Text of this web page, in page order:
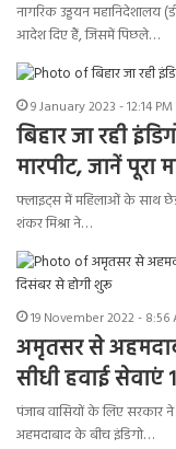
नागरिक उड्डयन
आदेश दिए हैं, जिसमें पिछले…
9 January 2023 - 12:14 PM
बिहार जा रही
मारपीट, जानें पूरा
फ्लाइट्स में महिलाओं के साथ
शंकर मिश्रा ने…
19 November 2022 - 8:56
अमृतसर से
सीधी हवाई सेवाएं
पंजाब वासियों के लिए सरकार
अहमदाबाद के बीच इंडिगो…